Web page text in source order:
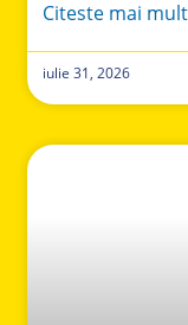
Citeste mai
iulie 31, 2026